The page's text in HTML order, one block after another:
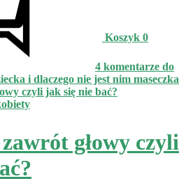
Koszyk 0
4 komentarze do
i dlaczego nie jest nim maseczka
głowy czyli